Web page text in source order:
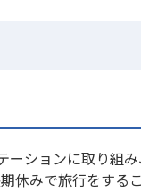
ーションに取り組
休みで旅行をする